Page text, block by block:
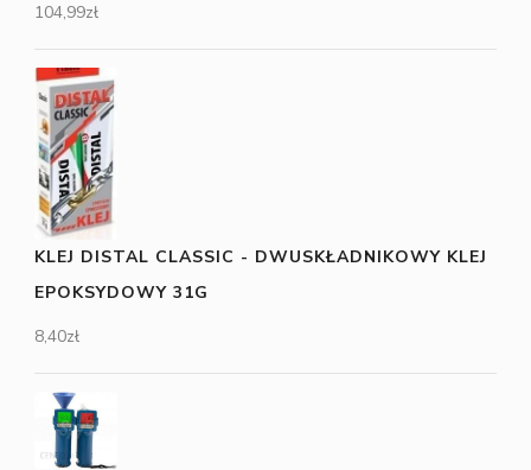
104,99zł
KLEJ DISTAL CLASSIC - DWUSKŁADNIKOWY KLEJ
EPOKSYDOWY 31G
8,40zł